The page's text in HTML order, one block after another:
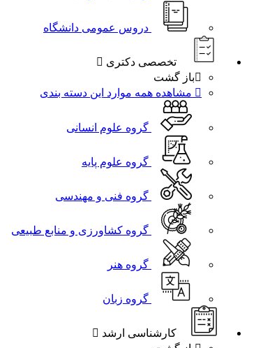
دروس عمومی دانشگاه
تخصصی دکتری
باز گشت
مشاهده همه موارد این دسته بندی
گروه علوم انسانی
گروه علوم پایه
گروه فنی و مهندسی
گروه کشاورزی و منابع طبیعی
گروه هنر
گروه زبان
کارشناسی ارشد